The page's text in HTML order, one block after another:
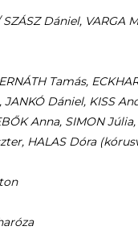
Dániel, VARGA
Tamás,
JANKÓ Dániel, KISS
Anna, SIMON
HALAS Dóra